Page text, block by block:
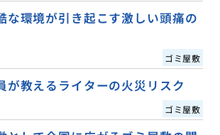
な環境が引き起こす激しい頭痛の
ゴミ屋敷
が教えるライターの火災リスク
ゴミ屋敷